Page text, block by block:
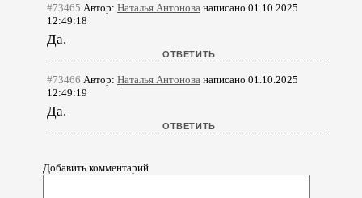
#73465 Автор: Наталья Антонова написано 01.10.2025
12:49:18
Да.
#73466 Автор: Наталья Антонова написано 01.10.2025
12:49:19
Да.
Добавить комментарий